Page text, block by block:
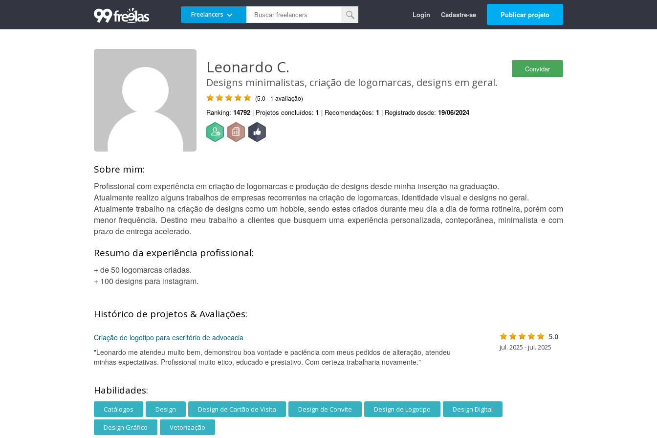
Freelancers Login Cadastre-se Publicar projeto
Convidar
Leonardo C.
Designs minimalistas, criação de logomarcas, designs em geral.
(5.0 - 1 avaliação)
Ranking: 14792 | Projetos concluídos: 1 | Recomendações: 1 | Registrado desde: 19/06/2024
Sobre mim:
Profissional com experiência em criação de logomarcas e produção de designs desde minha inserção na graduação.
Atualmente realizo alguns trabalhos de empresas recorrentes na criação de logomarcas, identidade visual e designs no geral.
Atualmente trabalho na criação de designs como um hobbie, sendo estes criados durante meu dia a dia de forma rotineira, porém com
menor frequência. Destino meu trabalho a clientes que busquem uma experiência personalizada, conteporânea, minimalista e com
prazo de entrega acelerado.
Resumo da experiência profissional:
+ de 50 logomarcas criadas.
+ 100 designs para instagram.
Histórico de projetos & Avaliações:
Criação de logotipo para escritório de advocacia
"Leonardo me atendeu muito bem, demonstrou boa vontade e paciência com meus pedidos de alteração, atendeu
minhas expectativas. Profissional muito etico, educado e prestativo. Com certeza trabalharia novamente."
5.0
jul. 2025 - jul. 2025
Habilidades:
Catálogos Design Design de Cartão de Visita Design de Convite Design de Logotipo Design Digital
Design Gráfico Vetorização